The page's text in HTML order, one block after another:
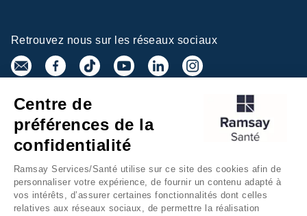
Retrouvez nous sur les réseaux sociaux
Inscrivez-vous à la newsletter
Centre de
préférences de la
confidentialité
Ramsay Services/Santé utilise sur ce site des cookies afin de
personnaliser votre expérience, de fournir un contenu adapté à
vos intérêts, d’assurer certaines fonctionnalités dont celles
relatives aux réseaux sociaux, de permettre la réalisation